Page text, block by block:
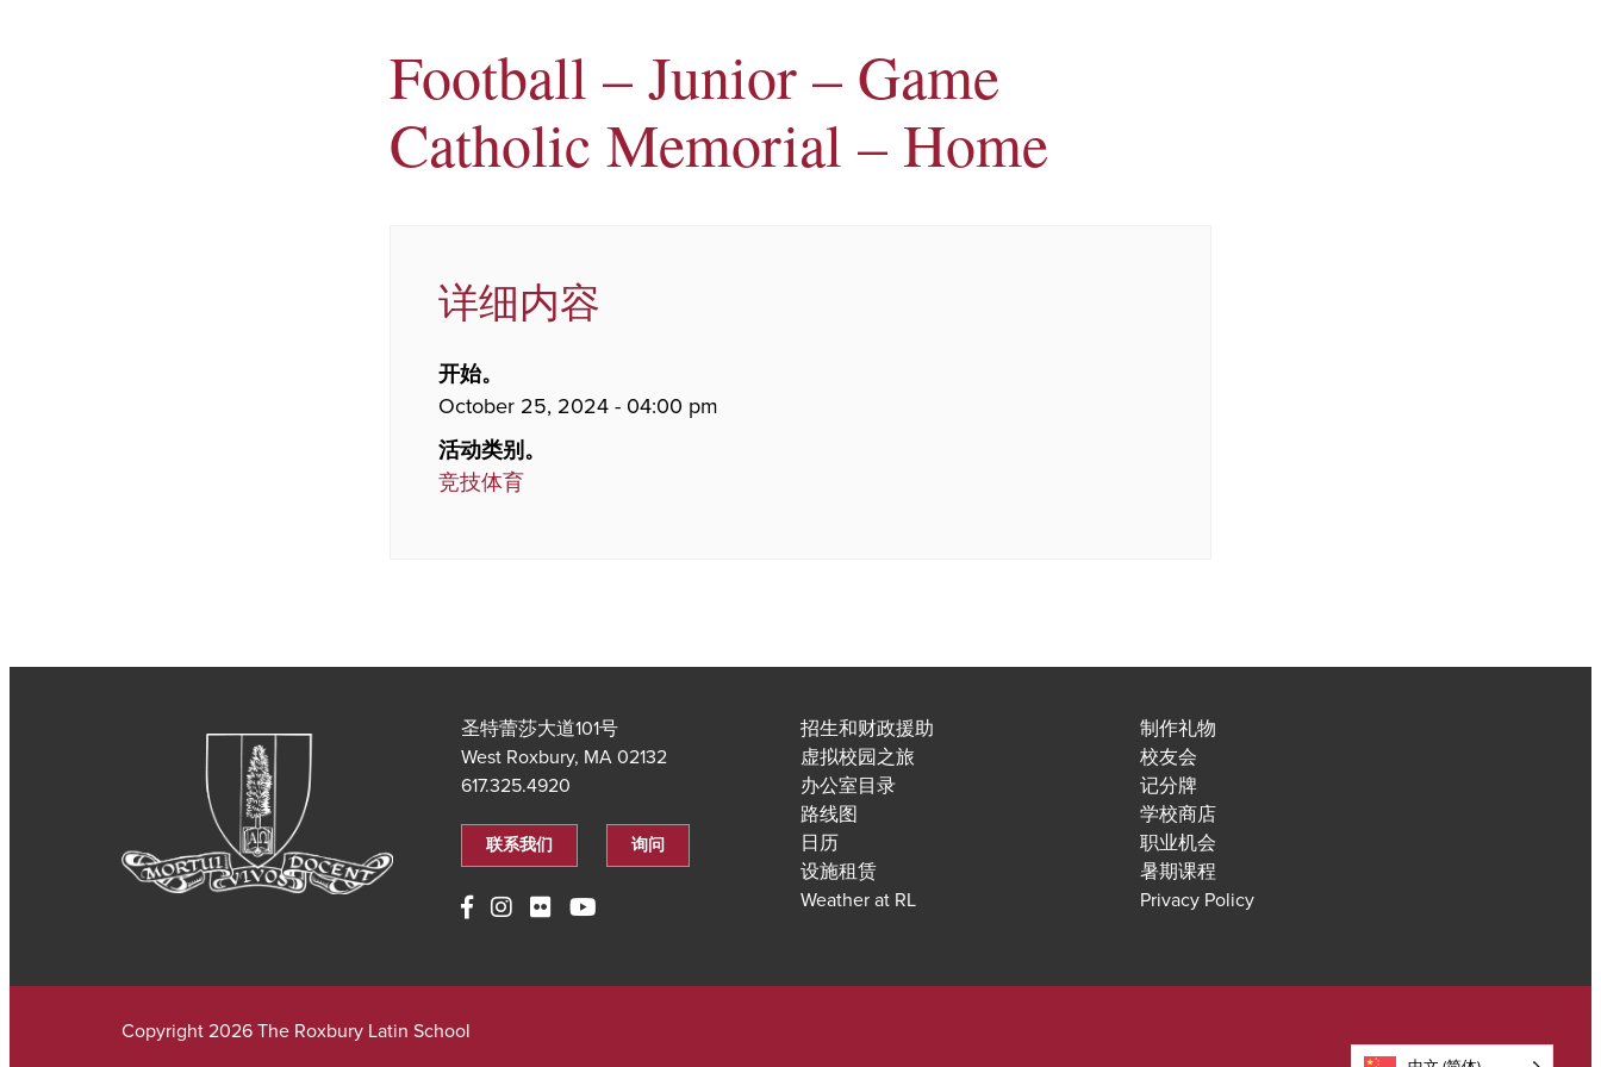
Football – Junior – Game
Catholic Memorial – Home
详细内容
开始。
October 25, 2024 - 04:00 pm
活动类别。
竞技体育
圣特蕾莎大道101号
West Roxbury, MA 02132
617.325.4920
联系我们 询问
招生和财政援助
虚拟校园之旅
办公室目录
路线图
日历
设施租赁
Weather at RL
制作礼物
校友会
记分牌
学校商店
职业机会
暑期课程
Privacy Policy
Copyright 2026 The Roxbury Latin School